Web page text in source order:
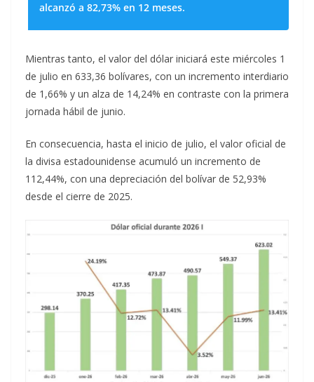
alcanzó a 82,73% en 12 meses.
Mientras tanto, el valor del dólar iniciará este miércoles 1
de julio en 633,36 bolívares, con un incremento interdiario
de 1,66% y un alza de 14,24% en contraste con la primera
jornada hábil de junio.
En consecuencia, hasta el inicio de julio, el valor oficial de
la divisa estadounidense acumuló un incremento de
112,44%, con una depreciación del bolívar de 52,93%
desde el cierre de 2025.